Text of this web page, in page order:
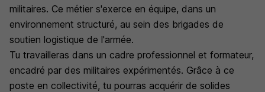
militaires. Ce métier s'exerce en équipe, dans un
environnement structuré, au sein des brigades de
soutien logistique de l'armée.
Tu travailleras dans un cadre professionnel et formateur,
encadré par des militaires expérimentés. Grâce à ce
poste en collectivité, tu pourras acquérir de solides